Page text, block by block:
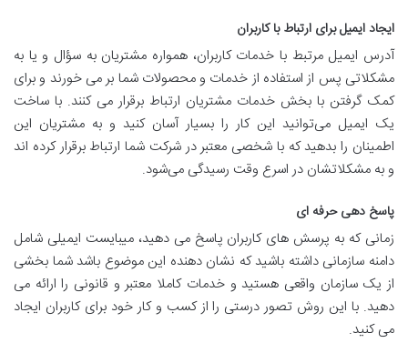
ایجاد ایمیل برای ارتباط با کاربران
آدرس ایمیل مرتبط با خدمات کاربران، همواره مشتریان به سؤال و یا به
مشکلاتی پس از استفاده از خدمات و محصولات شما بر می خورند و برای
کمک گرفتن با بخش خدمات مشتریان ارتباط برقرار می کنند. با ساخت
یک ایمیل می‌توانید این کار را بسیار آسان کنید و به مشتریان این
اطمینان را بدهید که با شخصی معتبر در شرکت شما ارتباط برقرار کرده اند
و به مشکلاتشان در اسرع وقت رسیدگی می‌شود.
پاسخ دهی حرفه ای
زمانی که به پرسش های کاربران پاسخ می دهید، می­بایست ایمیلی شامل
دامنه سازمانی داشته باشید که نشان دهنده این موضوع باشد شما بخشی
از یک سازمان واقعی هستید و خدمات کاملا معتبر و قانونی را ارائه می
دهید. با این روش تصور درستی را از کسب و کار خود برای کاربران ایجاد
می کنید.